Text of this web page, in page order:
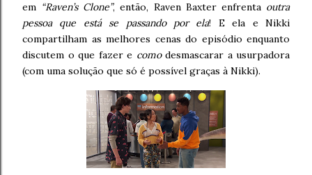
em “Raven’s Clone”, então, Raven Baxter enfrenta outra
pessoa que está se passando por ela! E ela e Nikki
compartilham as melhores cenas do episódio enquanto
discutem o que fazer e comodesmascarar a usurpadora
(com uma solução que só é possível graças à Nikki).